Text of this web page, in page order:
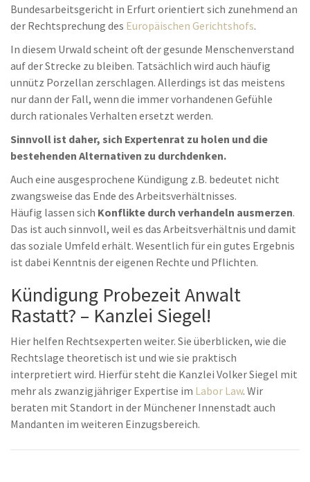
Bundesarbeitsgericht in Erfurt orientiert sich zunehmend an
der Rechtsprechung des Europäischen Gerichtshofs.
In diesem Urwald scheint oft der gesunde Menschenverstand
auf der Strecke zu bleiben. Tatsächlich wird auch häufig
unnütz Porzellan zerschlagen. Allerdings ist das meistens
nur dann der Fall, wenn die immer vorhandenen Gefühle
durch rationales Verhalten ersetzt werden.
Sinnvoll ist daher, sich Expertenrat zu holen und die
bestehenden Alternativen zu durchdenken.
Auch eine ausgesprochene Kündigung z.B. bedeutet nicht
zwangsweise das Ende des Arbeitsverhältnisses.
Häufig lassen sich Konflikte durch verhandeln ausmerzen.
Das ist auch sinnvoll, weil es das Arbeitsverhältnis und damit
das soziale Umfeld erhält. Wesentlich für ein gutes Ergebnis
ist dabei Kenntnis der eigenen Rechte und Pflichten.
Kündigung Probezeit Anwalt
Rastatt? – Kanzlei Siegel!
Hier helfen Rechtsexperten weiter. Sie überblicken, wie die
Rechtslage theoretisch ist und wie sie praktisch
interpretiert wird. Hierfür steht die Kanzlei Volker Siegel mit
mehr als zwanzigjähriger Expertise im Labor Law. Wir
beraten mit Standort in der Münchener Innenstadt auch
Mandanten im weiteren Einzugsbereich.